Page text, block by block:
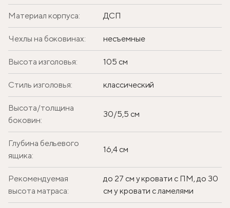
Материал корпуса: ДСП
Чехлы на боковинах: несъемные
Высота изголовья: 105 см
Стиль изголовья: классический
Высота/толщина
боковин:
30/5,5 см
Глубина бельевого
ящика:
16,4 см
Рекомендуемая
высота матраса:
до 27 см у кровати с ПМ, до 30
см у кровати с ламелями